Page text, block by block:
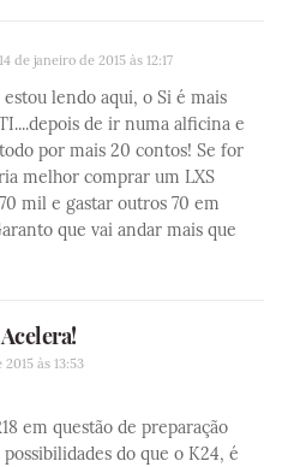
14 de janeiro de 2015 às 12:17
lendo aqui, o Si é mais
de ir numa alficina e
por mais 20 contos! Se for
melhor comprar um LXS
mil e gastar outros 70 em
que vai andar mais que
às 13:53
em questão de preparação
do que o K24, é